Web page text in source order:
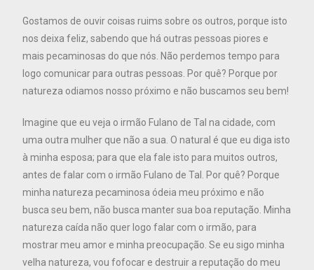
Gostamos de ouvir coisas ruims sobre os outros, porque isto
nos deixa feliz, sabendo que há outras pessoas piores e
mais pecaminosas do que nós. Não perdemos tempo para
logo comunicar para outras pessoas. Por quê? Porque por
natureza odiamos nosso próximo e não buscamos seu bem!
Imagine que eu veja o irmão Fulano de Tal na cidade, com
uma outra mulher que não a sua. O natural é que eu diga isto
à minha esposa; para que ela fale isto para muitos outros,
antes de falar com o irmão Fulano de Tal. Por quê? Porque
minha natureza pecaminosa ódeia meu próximo e não
busca seu bem, não busca manter sua boa reputação. Minha
natureza caída não quer logo falar com o irmão, para
mostrar meu amor e minha preocupação. Se eu sigo minha
velha natureza, vou fofocar e destruir a reputação do meu